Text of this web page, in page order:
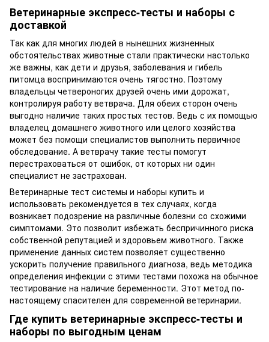
Ветеринарные экспресс-тесты и наборы с
доставкой
Так как для многих людей в нынешних жизненных
обстоятельствах животные стали практически настолько
же важны, как дети и друзья, заболевания и гибель
питомца воспринимаются очень тягостно. Поэтому
владельцы четвероногих друзей очень ими дорожат,
контролируя работу ветврача. Для обеих сторон очень
выгодно наличие таких простых тестов. Ведь с их помощью
владелец домашнего животного или целого хозяйства
может без помощи специалистов выполнить первичное
обследование. А ветврачу такие тесты помогут
перестраховаться от ошибок, от которых ни один
специалист не застрахован.
Ветеринарные тест системы и наборы купить и
использовать рекомендуется в тех случаях, когда
возникает подозрение на различные болезни со схожими
симптомами. Это позволит избежать беспричинного риска
собственной репутацией и здоровьем животного. Также
применение данных систем позволяет существенно
ускорить получение правильного диагноза, ведь методика
определения инфекции с этими тестами похожа на обычное
тестирование на наличие беременности. Этот метод по-
настоящему спасителен для современной ветеринарии.
Где купить ветеринарные экспресс-тесты и
наборы по выгодным ценам